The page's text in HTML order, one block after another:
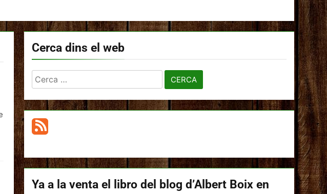
Cerca dins el web
Cerca:
Ya a la venta el libro del blog d’Albert Boix en